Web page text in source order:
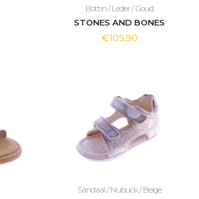
Bottin / Leder / Goud
STONES AND BONES
€105,90
Sandaal / Nubuck / Beige